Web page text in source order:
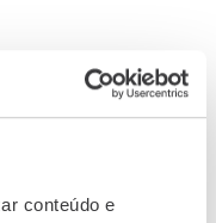
conteúdo e
próximo artigo
à demissão de